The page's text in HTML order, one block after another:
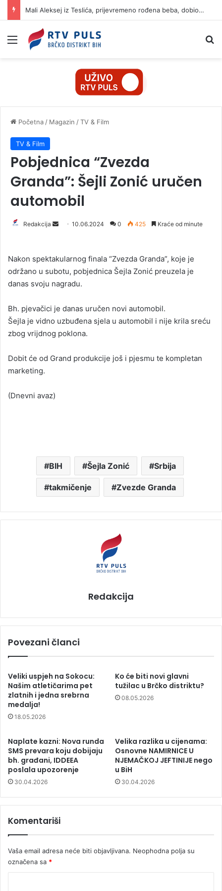
Mali Aleksej iz Teslića, prijevremeno rođena beba, dobio životnu bitku na UKC-u Srpske
Izbornik
Početna / Magazin /TV & Film
TV & Film
Pobjednica “Zvezda
Granda”: Šejli Zonić uručen
automobil
Redakcija
d
a
n
m
a
i
10.06.2024 0 425 Kraće od minute
Nakon spektakularnog finala “Zvezda Granda”, koje je
održano u subotu, pobjednica Šejla Zonić preuzela je
danas svoju nagradu.
Bh. pjevačici je danas uručen novi automobil.
Šejla je vidno uzbuđena sjela u automobil i nije krila sreću
zbog vrijdnog poklona.
Dobit će od Grand produkcije još i pjesmu te kompletan
marketing.
(Dnevni avaz)
BIH Šejla Zonić Srbija
takmičenje Zvezde Granda
Redakcija
Povezani članci
Veliki uspjeh na Sokocu:
Našim atletičarima pet
zlatnih i jedna srebrna
medalja!
18.05.2026
Ko će biti novi glavni
tužilac u Brčko distriktu?
08.05.2026
Naplate kazni: Nova runda
SMS prevara koju dobijaju
bh. građani, IDDEEA
poslala upozorenje
30.04.2026
Velika razlika u cijenama:
Osnovne NAMIRNICE U
NJEMAČKOJ JEFTINIJE nego
u BiH
30.04.2026
Komentariši
Vaša email adresa neće biti objavljivana. Neophodna polja su
označena sa *